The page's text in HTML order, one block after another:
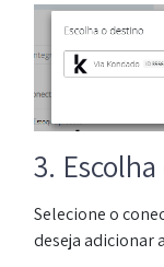
3.
Selecione o
deseja adicionar